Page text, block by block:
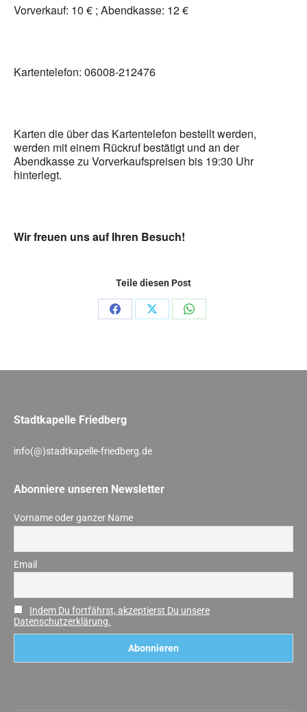
Vorverkauf: 10 € ; Abendkasse: 12 €
Kartentelefon: 06008-212476
Karten die über das Kartentelefon bestellt werden,
werden mit einem Rückruf bestätigt und an der
Abendkasse zu Vorverkaufspreisen bis 19:30 Uhr
hinterlegt.
Wir freuen uns auf Ihren Besuch!
Teile diesen Post
Share
Share
Share
Stadtkapelle Friedberg
info(@)stadtkapelle-friedberg.de
Abonniere unseren Newsletter
Vorname oder ganzer Name
Email
Indem Du fortfährst, akzeptierst Du unsere
Datenschutzerklärung.